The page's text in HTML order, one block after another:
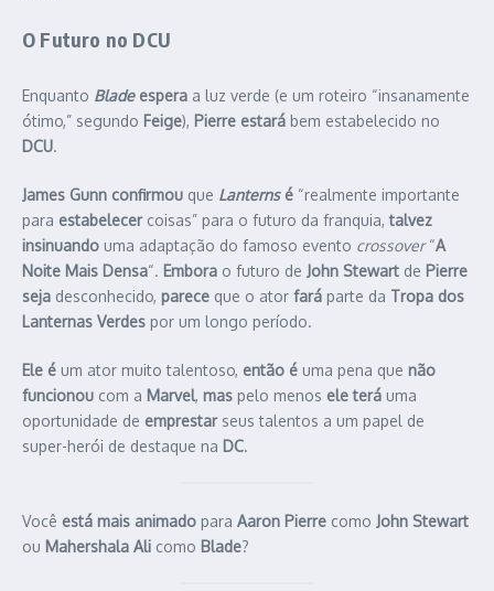
O Futuro no DCU
Enquanto Blade espera a luz verde (e um roteiro “insanamente
ótimo,” segundo Feige), Pierre estará bem estabelecido no
DCU.
James Gunn confirmou que Lanterns é “realmente importante
para estabelecercoisas” para o futuro da franquia,talvez
insinuando uma adaptação do famoso evento crossover“A
Noite Mais Densa“. Embora o futuro de John Stewart de Pierre
seja desconhecido, parece que o ator fará parte da Tropa dos
Lanternas Verdes por um longo período.
Ele é um ator muito talentoso, então é uma pena que não
funcionou com a Marvel, mas pelo menos ele terá uma
oportunidade de emprestarseus talentos a um papel de
super-herói de destaque na DC.
Você está mais animado para Aaron Pierre como John Stewart
ou Mahershala Ali como Blade?